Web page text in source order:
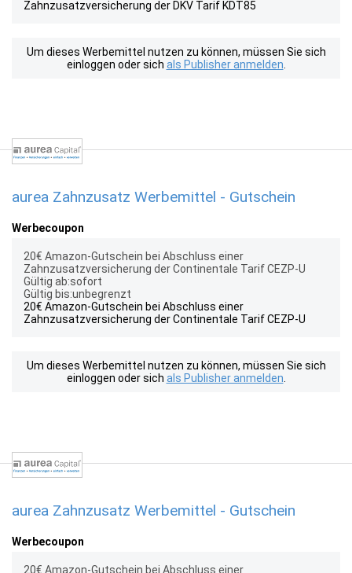
Zahnzusatzversicherung der DKV Tarif KDT85
Um dieses Werbemittel nutzen zu können, müssen Sie sich
einloggen oder sich als Publisher anmelden
aurea Zahnzusatz Werbemittel - Gutschein
Werbecoupon
20€ Amazon-Gutschein bei Abschluss einer
Zahnzusatzversicherung der Continentale Tarif CEZP-U
Gültig ab:sofort
Gültig bis:unbegrenzt
20€ Amazon-Gutschein bei Abschluss einer
Zahnzusatzversicherung der Continentale Tarif CEZP-U
Um dieses Werbemittel nutzen zu können, müssen Sie sich
einloggen oder sich als Publisher anmelden
aurea Zahnzusatz Werbemittel - Gutschein
Werbecoupon
20€ Amazon-Gutschein bei Abschluss einer